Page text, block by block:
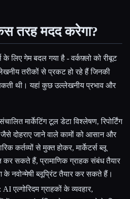
तरह मदद करेगा?
लिए गेम बदल गया है - वर्कफ़्लो को रीबूट
तरीकों से प्रकट हो रहे हैं जिनकी
थी। यहां कुछ उल्लेखनीय प्रभाव और
मार्केटिंग टूल डेटा विश्लेषण, रिपोर्टिंग
दोहराए जाने वाले कामों को आसान और
कर्तव्यों से मुक्त होकर, मार्केटर्स ब्लू
कर सकते हैं, प्रामाणिक ग्राहक संबंध तैयार
नवोन्मेषी ब्लूप्रिंट तैयार कर सकते हैं।
AI एल्गोरिदम ग्राहकों के व्यवहार,